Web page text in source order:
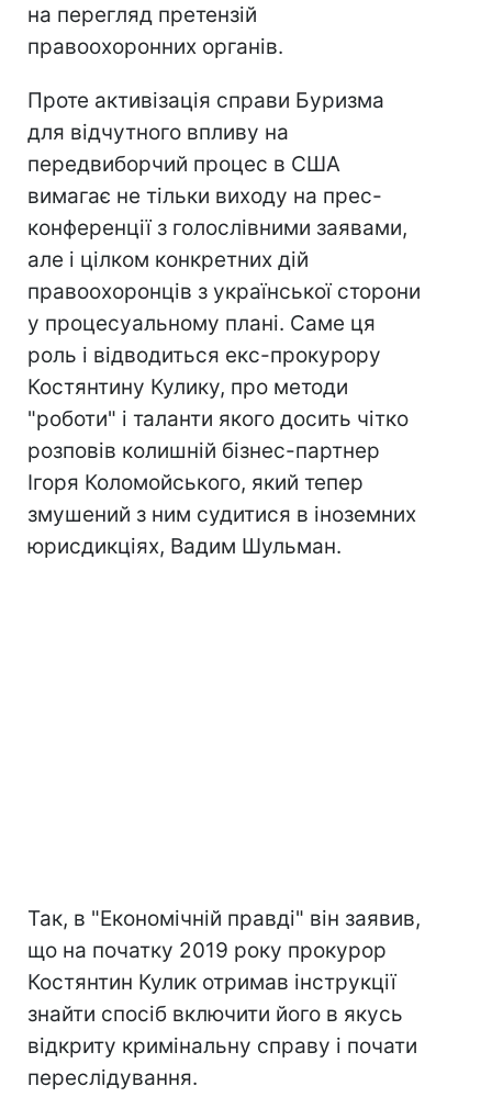
на перегляд претензій
правоохоронних органів.
Проте активізація справи Буризма
для відчутного впливу на
передвиборчий процес в США
вимагає не тільки виходу на прес-
конференції з голослівними заявами,
але і цілком конкретних дій
правоохоронців з української сторони
у процесуальному плані. Саме ця
роль і відводиться екс-прокурору
Костянтину Кулику, про методи
"роботи" і таланти якого досить чітко
розповів колишній бізнес-партнер
Ігоря Коломойського, який тепер
змушений з ним судитися в іноземних
юрисдикціях, Вадим Шульман.
Так, в "Економічній правді" він заявив,
що на початку 2019 року прокурор
Костянтин Кулик отримав інструкції
знайти спосіб включити його в якусь
відкриту кримінальну справу і почати
переслідування.